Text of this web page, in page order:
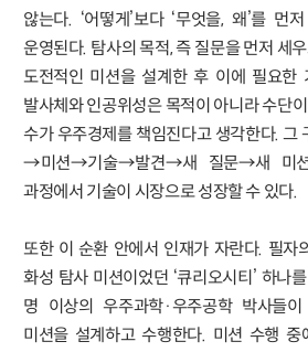
않는다. ‘어떻게’보다 ‘무엇을, 왜’를 먼
운영된다. 탐사의 목적, 즉 질문을 먼저 세
도전적인 미션을 설계한 후 이에 필요한
발사체와 인공위성은 목적이 아니라 수단
수가 우주경제를 책임진다고 생각한다. 그
→미션→기술→발견→새 질문→새 미션
과정에서 기술이 시장으로 성장할 수 있다.
또한 이 순환 안에서 인재가 자란다. 필자
화성 탐사 미션이었던 ‘큐리오시티’ 하나
명 이상의 우주과학·우주공학 박사들
미션을 설계하고 수행한다. 미션 수행